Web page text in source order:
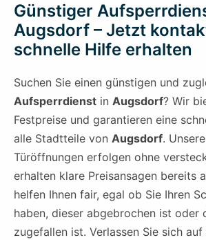
Günstiger
Augsdorf – Jetzt
schnelle Hilfe erhalten
Suchen Sie einen günstigen und
Aufsperrdienst in Augsdorf? Wir
Festpreise und garantieren eine
alle Stadtteile von Augsdorf.
Türöffnungen erfolgen ohne
erhalten klare Preisansagen bereits
helfen Ihnen fair, egal ob Sie Ihren
haben, dieser abgebrochen ist oder
zugefallen ist. Verlassen Sie sich